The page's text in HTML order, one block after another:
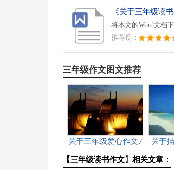
《关于三年级读
将本文的Word文档
推荐度：
三年级作文图文推荐
关于三年级爱心作文7
关于
【三年级读书作文】相关文章：